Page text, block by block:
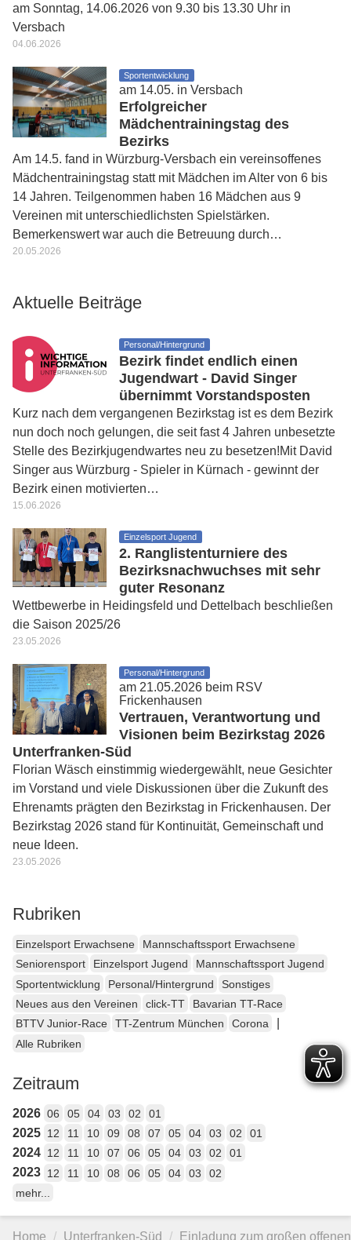
am Sonntag, 14.06.2026 von 9.30 bis 13.30 Uhr in
Versbach
04.06.2026
Sportentwicklung
am 14.05. in Versbach
Erfolgreicher
Mädchentrainingstag des
Bezirks
Am 14.5. fand in Würzburg-Versbach ein vereinsoffenes
Mädchentrainingstag statt mit Mädchen im Alter von 6 bis
14 Jahren. Teilgenommen haben 16 Mädchen aus 9
Vereinen mit unterschiedlichsten Spielstärken.
Bemerkenswert war auch die Betreuung durch…
20.05.2026
Aktuelle Beiträge
Personal/Hintergrund
Bezirk findet endlich einen
Jugendwart - David Singer
übernimmt Vorstandsposten
Kurz nach dem vergangenen Bezirkstag ist es dem Bezirk
nun doch noch gelungen, die seit fast 4 Jahren unbesetzte
Stelle des Bezirkjugendwartes neu zu besetzen!Mit David
Singer aus Würzburg - Spieler in Kürnach - gewinnt der
Bezirk einen motivierten…
15.06.2026
Einzelsport Jugend
2. Ranglistenturniere des
Bezirksnachwuchses mit sehr
guter Resonanz
Wettbewerbe in Heidingsfeld und Dettelbach beschließen
die Saison 2025/26
23.05.2026
Personal/Hintergrund
am 21.05.2026 beim RSV
Frickenhausen
Vertrauen, Verantwortung und
Visionen beim Bezirkstag 2026
Unterfranken-Süd
Florian Wäsch einstimmig wiedergewählt, neue Gesichter
im Vorstand und viele Diskussionen über die Zukunft des
Ehrenamts prägten den Bezirkstag in Frickenhausen. Der
Bezirkstag 2026 stand für Kontinuität, Gemeinschaft und
neue Ideen.
23.05.2026
Rubriken
Einzelsport Erwachsene
Mannschaftssport Erwachsene
Seniorensport
Einzelsport Jugend
Mannschaftssport Jugend
Sportentwicklung
Personal/Hintergrund
Sonstiges
Neues aus den Vereinen
click-TT
Bavarian TT-Race
BTTV Junior-Race
TT-Zentrum München Corona
Alle Rubriken
Zeitraum
2026 06 05 04 03 02 01
2025 12 11 10 09 08 07 05 04 03 02 01
2024 12 11 10 07 06 05 04 03 02 01
2023 12 11 10 08 06 05 04 03
02
mehr...
Home Unterfranken-Süd Einladung zum großen